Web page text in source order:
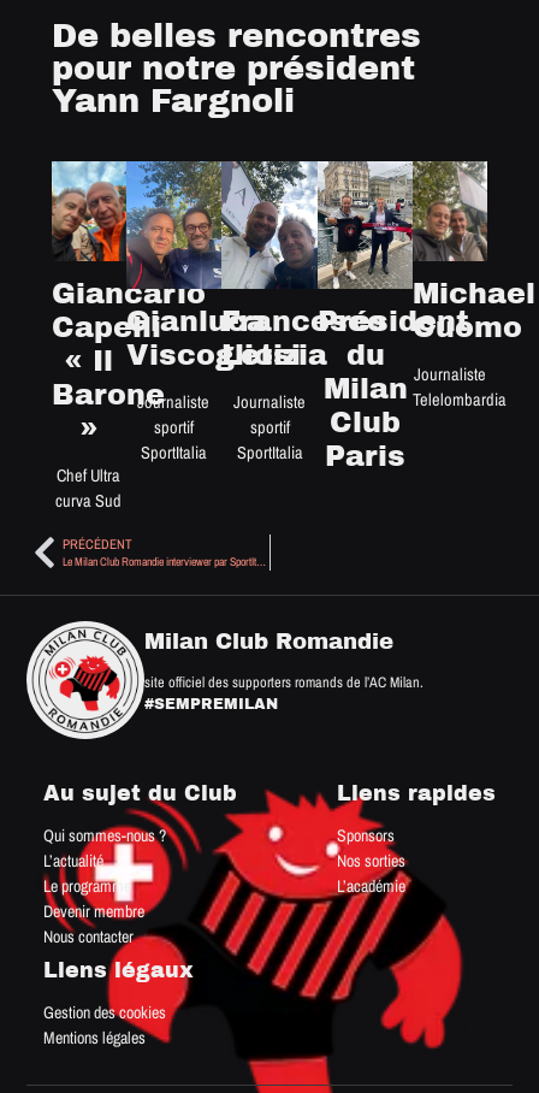
De belles rencontres
pour notre président
Yann Fargnoli
Giancarlo
Capelli
« Il
Barone
»
Chef Ultra
curva Sud
Gianluca
Viscogliosi
Journaliste
sportif
SportItalia
Francesco
Letizia
Journaliste
sportif
SportItalia
Président
du
Milan
Club
Paris
Michael
Cuomo
Journaliste
Telelombardia
PRÉCÉDENT
Le Milan Club Romandie interviewer par SportItalia à San Siro
Milan Club Romandie
site officiel des supporters romands de l’AC Milan.
#SEMPREMILAN
Au sujet du Club
Qui sommes-nous ?
L’actualité
Le programme
Devenir membre
Nous contacter
Liens rapides
Sponsors
Nos sorties
L’académie
Liens légaux
Gestion des cookies
Mentions légales